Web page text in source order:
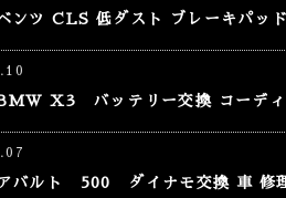
ンツ CLS 低ダスト ブレーキパッ
X3 バッテリー交換 コーディ
バルト 500 ダイナモ交換 車 修